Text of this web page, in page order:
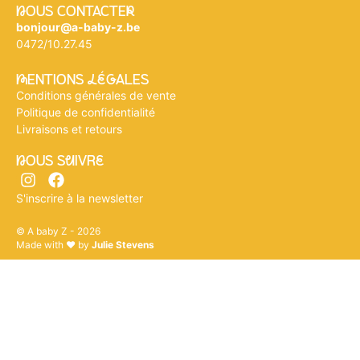
nOUS CONTACTEr
bonjour@a-baby-z.be
0472/10.27.45
mENTIONS légALES
Conditions générales de vente
Politique de confidentialité
Livraisons et retours
nOUS SuIVRe
S'inscrire à la newsletter
© A baby Z - 2026
Made with ♥ by Julie Stevens